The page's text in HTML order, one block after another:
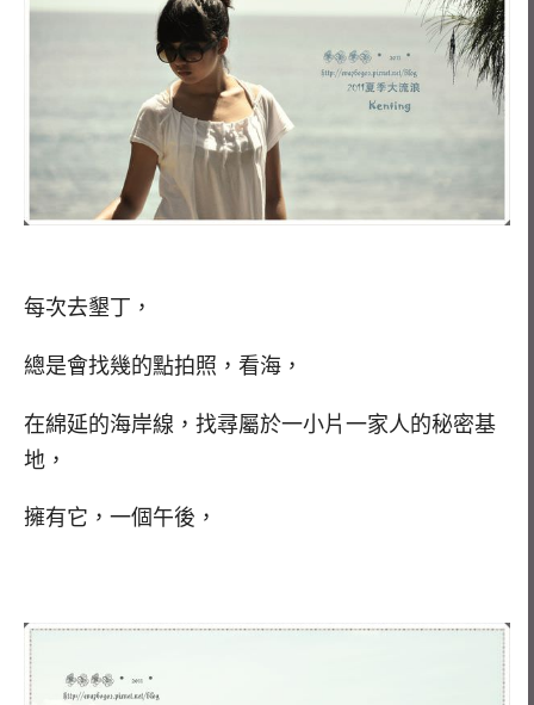
每次去墾丁，
總是會找幾的點拍照，看海，
在綿延的海岸線，找尋屬於一小片一家人的秘密基
地，
擁有它，一個午後，